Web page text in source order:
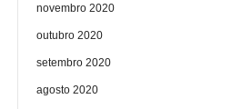
novembro 2020
outubro 2020
setembro 2020
agosto 2020